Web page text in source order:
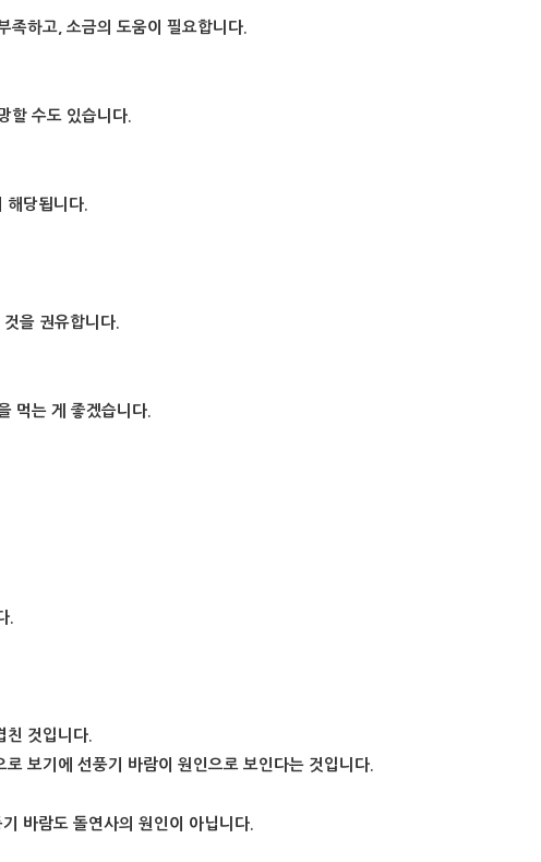
족하고, 소금의 도움이 필요합니다.
할 수도 있습니다.
해당됩니다.
을 권유합니다.
먹는 게 좋겠습니다.
.
친 것입니다.
보기에 선풍기 바람이 원인으로 보인다는 것입니다.
바람도 돌연사의 원인이 아닙니다.